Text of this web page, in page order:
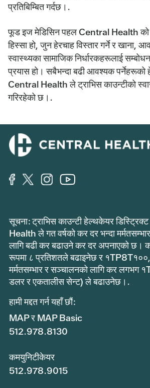
प्रतिबिम्बित गर्दछ।.
फूड इज मेडिसिन पहल Central Health को
हिस्सा हो, जुन हेरचाह विस्तार गर्ने र खाना,
स्वास्थ्यका सामाजिक निर्धारकहरूलाई सम्बोधन
प्रयास हो। सबैभन्दा बढी आवश्यक पर्नेहरूको
Central Health ले ट्राभिस काउन्टीको
गरिरहेको छ।.
सूचना: ट्राभिस काउन्टी हेल्थकेयर
Health ले गत वर्षको कर दर भन्दा
लागि बढी कर बढाउने कर दर अपनाएको छ।
रूपमा ८ प्रतिशतले बढाइनेछ र
मर्मतसम्भार र सञ्चालनको लागि कर
डलर र एकतालीस सेन्ट) ले बढाउनेछ।.
हामी मद्दत गर्न यहाँ छौं:
MAP र MAP Basic
512.978.8130
कमयुनिटीकेयर
512.978.9015